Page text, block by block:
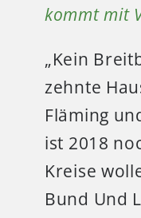
kommt mit
„Kein
zehnte
Fläming
ist 2018
Kreise
Bund Und